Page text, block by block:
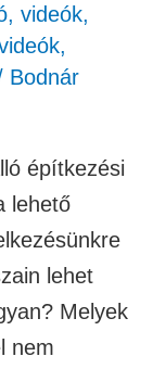
, videók,
,
Bodnár
építkezési
lehető
lehet
Melyek
nem